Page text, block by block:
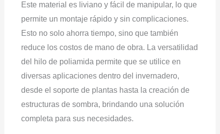
Este material es liviano y fácil de manipular, lo que
permite un montaje rápido y sin complicaciones.
Esto no solo ahorra tiempo, sino que también
reduce los costos de mano de obra. La versatilidad
del hilo de poliamida permite que se utilice en
diversas aplicaciones dentro del invernadero,
desde el soporte de plantas hasta la creación de
estructuras de sombra, brindando una solución
completa para sus necesidades.